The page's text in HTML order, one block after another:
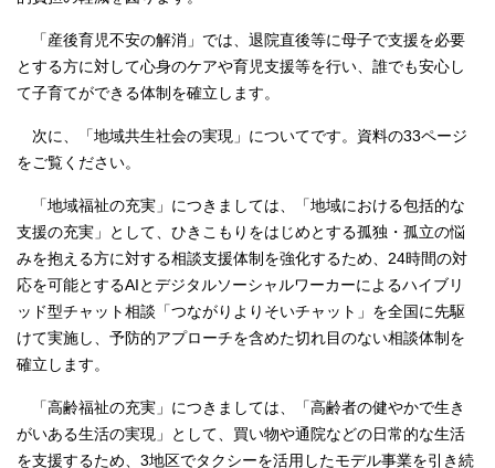
「産後育児不安の解消」では、退院直後等に母子で支援を必要
とする方に対して心身のケアや育児支援等を行い、誰でも安心し
て子育てができる体制を確立します。
次に、「地域共生社会の実現」についてです。資料の33ページ
をご覧ください。
「地域福祉の充実」につきましては、「地域における包括的な
支援の充実」として、ひきこもりをはじめとする孤独・孤立の悩
みを抱える方に対する相談支援体制を強化するため、24時間の対
応を可能とするAIとデジタルソーシャルワーカーによるハイブリ
ッド型チャット相談「つながりよりそいチャット」を全国に先駆
けて実施し、予防的アプローチを含めた切れ目のない相談体制を
確立します。
「高齢福祉の充実」につきましては、「高齢者の健やかで生き
がいある生活の実現」として、買い物や通院などの日常的な生活
を支援するため、3地区でタクシーを活用したモデル事業を引き続